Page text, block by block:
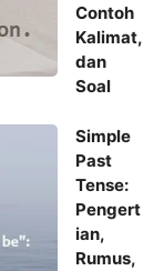
Contoh
Kalimat,
dan
Soal
Simple
Past
Tense:
Pengert
ian,
Rumus,